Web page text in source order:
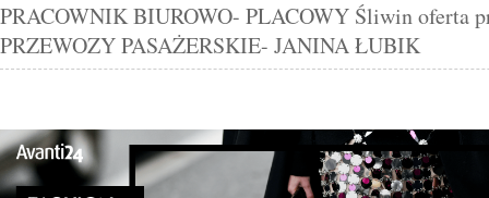
PRACOWNIK BIUROWO- PLACOWY Śliwin oferta
PRZEWOZY PASAŻERSKIE- JANINA ŁUBIK